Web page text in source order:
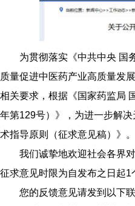
为贯彻落实《中共中央 国
质量促进中医药产业高质量发
相关要求，根据《国家药监局
年第129号）》，为进一步解
术指导原则（征求意见稿）》。
我们诚挚地欢迎社会各界
征求意见时限为自发布之日起1
您的反馈意见请发到以下